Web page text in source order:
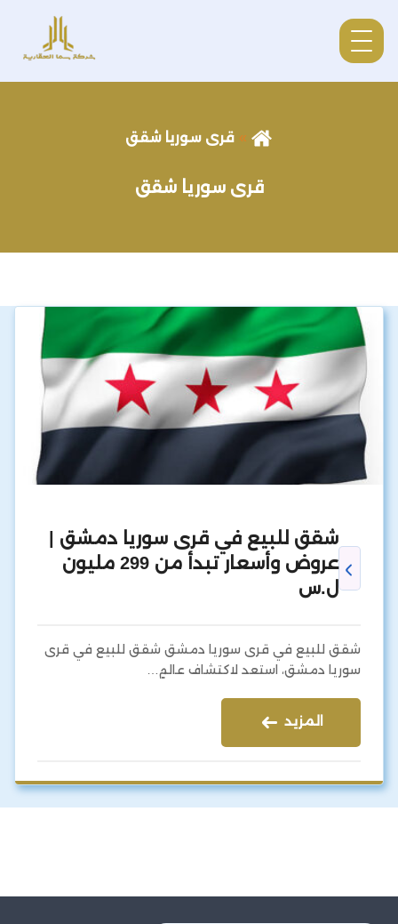
قرى سوريا شقق
قرى سوريا شقق
شقق للبيع في قرى سوريا دمشق |
عروض وأسعار تبدأ من 299 مليون
ل.س
شقق للبيع في قرى سوريا دمشق شقق للبيع في قرى
سوريا دمشق، استعد لاكتشاف عالمٍ…
المزيد